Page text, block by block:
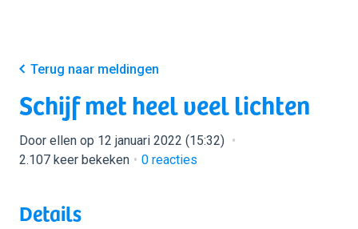
Terug naar meldingen
Schijf met heel veel lichten
Door ellen op 12 januari 2022 (15:32)
2.107 keer bekeken
0 reacties
Details